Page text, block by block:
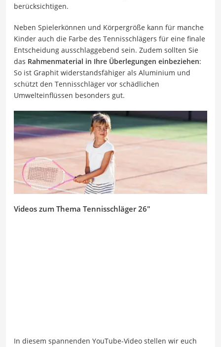
berücksichtigen.
Neben Spielerkönnen und Körpergröße kann für manche
Kinder auch die Farbe des Tennisschlägers für eine finale
Entscheidung ausschlaggebend sein. Zudem sollten Sie
das Rahmenmaterial in Ihre Überlegungen einbeziehen:
So ist Graphit widerstandsfähiger als Aluminium und
schützt den Tennisschläger vor schädlichen
Umwelteinflüssen besonders gut.
Videos zum Thema Tennisschläger 26″
In diesem spannenden YouTube-Video stellen wir euch